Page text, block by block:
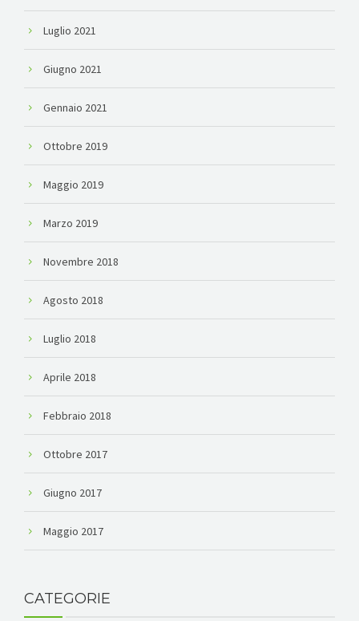
Luglio 2021
Giugno 2021
Gennaio 2021
Ottobre 2019
Maggio 2019
Marzo 2019
Novembre 2018
Agosto 2018
Luglio 2018
Aprile 2018
Febbraio 2018
Ottobre 2017
Giugno 2017
Maggio 2017
CATEGORIE